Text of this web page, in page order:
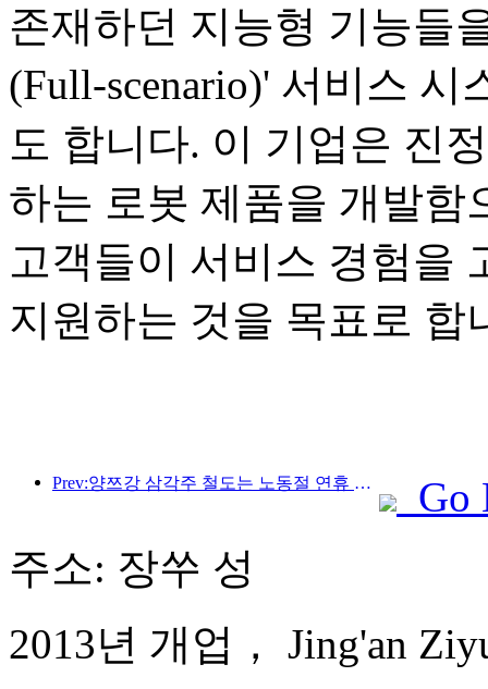
존재하던 지능형 기능들
(Full-scenario)' 서비스
도 합니다. 이 기업은 진
하는 로봇 제품을 개발함
고객들이 서비스 경험을
지원하는 것을 목표로 합
Prev:양쯔강 삼각주 철도는 노동절 연휴 기간 동안 2,138만 명이 넘는 승객을 수송했습니다.
Go
주소: 장쑤 성
2013년 개업， Jing'an